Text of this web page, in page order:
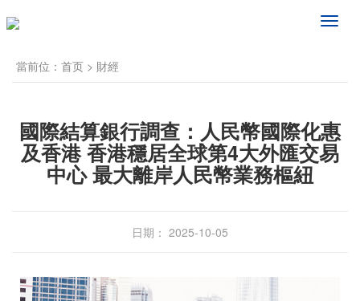
频
當前位： 首页 > 財經
國際結算銀行調查：人民幣國際化惠
及香港 香港穩居全球第4大外匯交易
中心 最大離岸人民幣業務樞紐
日期： 2025-10-05